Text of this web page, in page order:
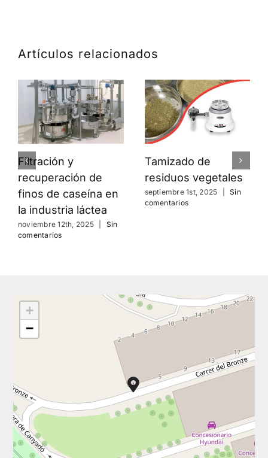
Artículos relacionados
Filtración y
recuperación de
finos de caseína en
la industria láctea
noviembre 12th, 2025
Sin
comentarios
Tamizado de
residuos vegetales
septiembre 1st, 2025
Sin
comentarios
+
−